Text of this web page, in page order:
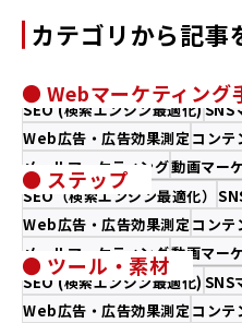
ーカテゴリから記事
● Webマーケティング
SEO (検索エンジン最適化) SNS
Web広告・広告効果測定コンテ
メールマーケティング動画マー
● ステップ
SEO（検索エンジン最適化）
Web広告・広告効果測定コンテ
メールマーケティング動画マー
● ツール・素材
SEO (検索エンジン最適化) SNS
Web広告・広告効果測定コンテ